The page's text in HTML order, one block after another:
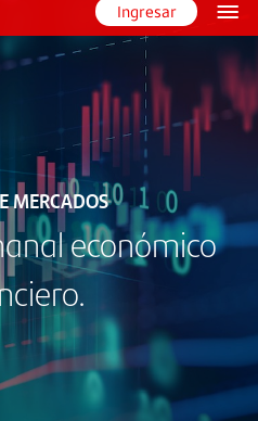
Ingresar
MERCADOS
económico